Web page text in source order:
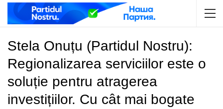
Stela Onuțu (Partidul Nostru):
Regionalizarea serviciilor este o
soluție pentru atragerea
investițiilor. Cu cât mai bogate